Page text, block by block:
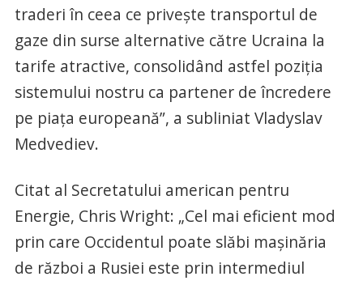
traderi în ceea ce privește transportul de
gaze din surse alternative către Ucraina la
tarife atractive, consolidând astfel poziția
sistemului nostru ca partener de încredere
pe piața europeană”, a subliniat Vladyslav
Medvediev.
Citat al Secretatului american pentru
Energie, Chris Wright: „Cel mai eficient mod
prin care Occidentul poate slăbi mașinăria
de război a Rusiei este prin intermediul